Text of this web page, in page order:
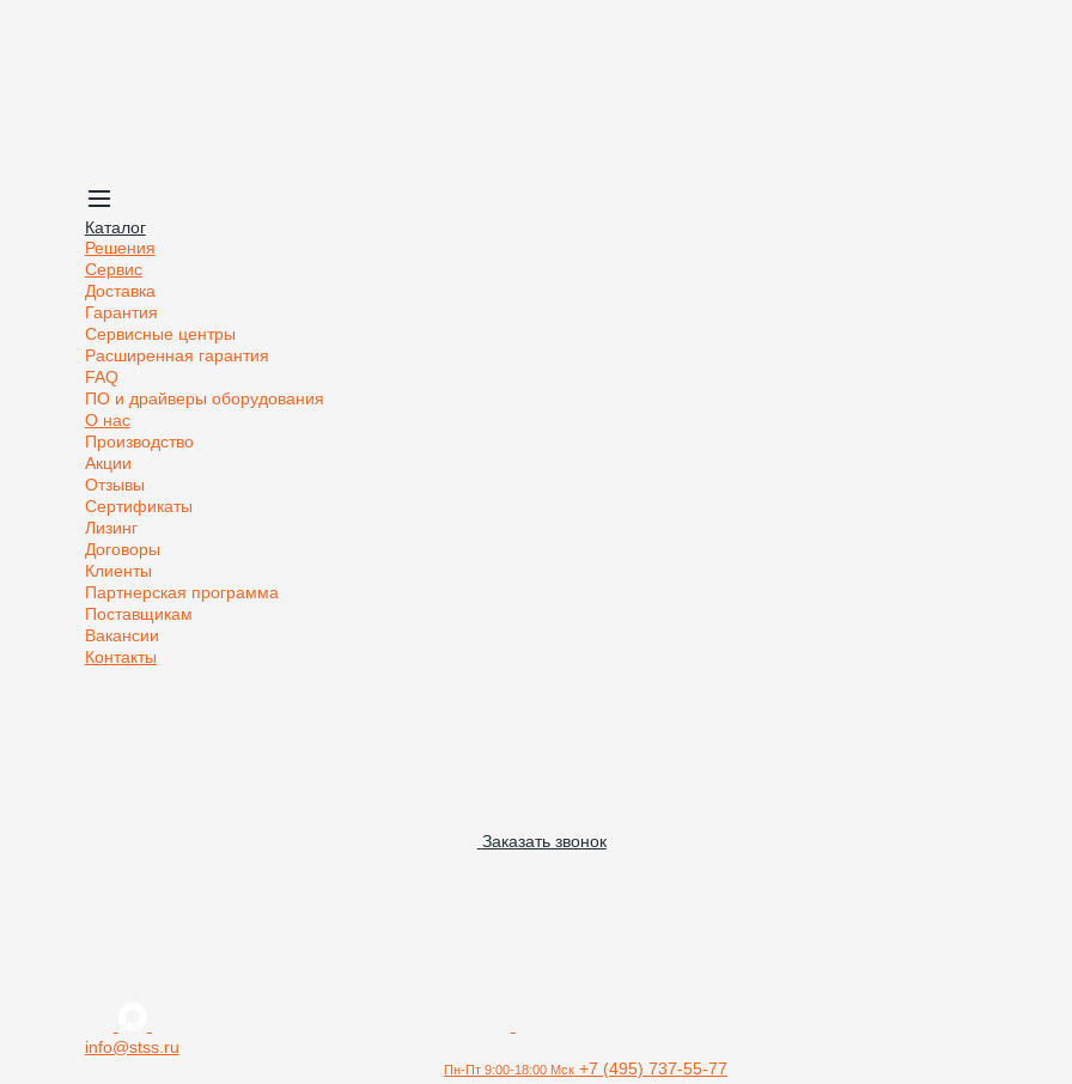
Каталог
Решения
Сервис
Доставка
Гарантия
Сервисные центры
Расширенная гарантия
FAQ
ПО и драйверы оборудования
О нас
Производство
Акции
Отзывы
Сертификаты
Лизинг
Договоры
Клиенты
Партнерская программа
Поставщикам
Вакансии
Контакты
Заказать звонок
info@stss.ru
Пн-Пт 9:00-18:00 Мск +7 (495) 737-55-77